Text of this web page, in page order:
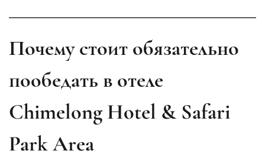
Почему стоит обязательно
пообедать в отеле
Chimelong Hotel & Safari
Park Area